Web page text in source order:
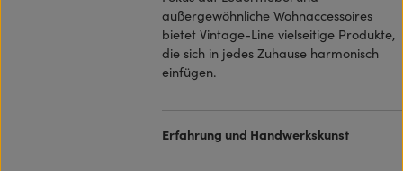
außergewöhnliche Wohnaccessoires
bietet Vintage-Line vielseitige Produkte,
die sich in jedes Zuhause harmonisch
einfügen.
Erfahrung und Handwerkskunst